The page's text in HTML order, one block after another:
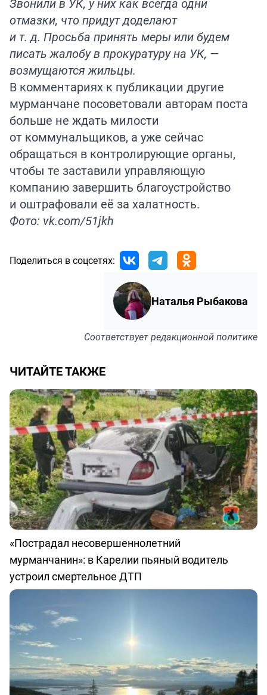
Звонили в УК, у них как всегда одни
отмазки, что придут доделают
и т. д. Просьба принять меры или будем
писать жалобу в прокуратуру на УК, —
возмущаются жильцы.
В комментариях к публикации другие
мурманчане посоветовали авторам поста
больше не ждать милости
от коммунальщиков, а уже сейчас
обращаться в контролирующие органы,
чтобы те заставили управляющую
компанию завершить благоустройство
и оштрафовали её за халатность.
Фото: vk.com/51jkh
Поделиться в соцсетях:
Наталья Рыбакова
Соответствуетредакционной политике
ЧИТАЙТЕ ТАКЖЕ
«Пострадал несовершеннолетний
мурманчанин»: в Карелии пьяный водитель
устроил смертельное ДТП